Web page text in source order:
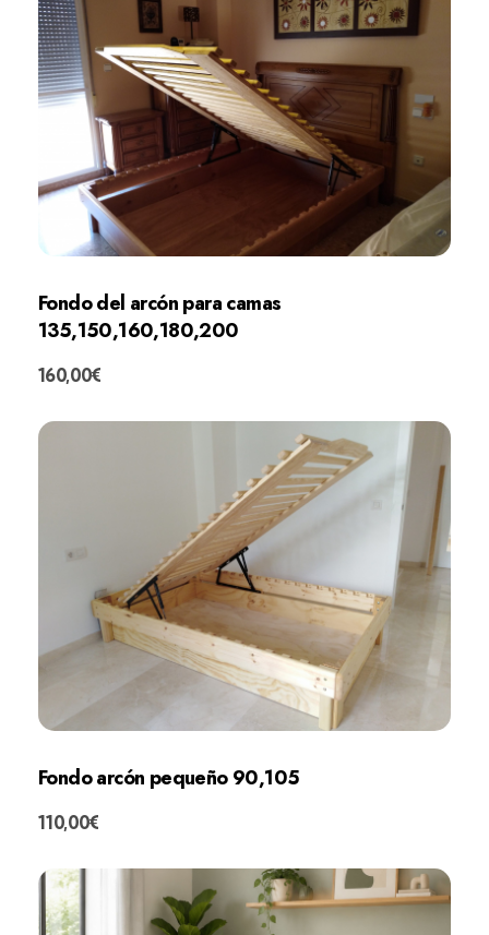
Fondo del arcón para camas
135,150,160,180,200
160,00€
Fondo arcón pequeño 90,105
110,00€